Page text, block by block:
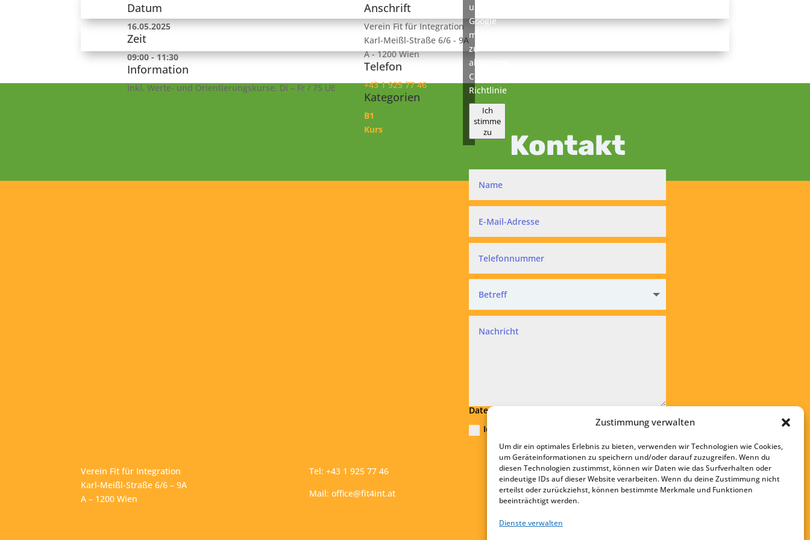
Zustimmung verwalten
Um dir ein optimales Erlebnis zu bieten, verwenden wir Technologien wie Cookies,
um Geräteinformationen zu speichern und/oder darauf zuzugreifen. Wenn du
diesen Technologien zustimmst, können wir Daten wie das Surfverhalten oder
eindeutige IDs auf dieser Website verarbeiten. Wenn du deine Zustimmung nicht
erteilst oder zurückziehst, können bestimmte Merkmale und Funktionen
beeinträchtigt werden.
Dienste verwalten
Datum
16.05.2025
Zeit
09:00 - 11:30
Information
inkl. Werte- und Orientierungskurse. Di – Fr / 75 UE
Anschrift
Verein Fit für Integration
Karl-Meißl-Straße 6/6 - 9A
A - 1200 Wien
Telefon
+43 1 925 77 46
Kategorien
B1
Kurs
um
Google
maps
zu
aktivieren
Cookie-
Richtlinie
Ich
stimme
zu
Kontakt
Datenschutz
Ich akzeptiere die
Datenschutzvereinbarung
Absenden
Verein Fit für Integration
Karl-Meißl-Straße 6/6 – 9A
A – 1200 Wien
Tel: +43 1 925 77 46
Mail: office@fit4int.at
Startseite
Kontakt
Impressum
Datenschutz